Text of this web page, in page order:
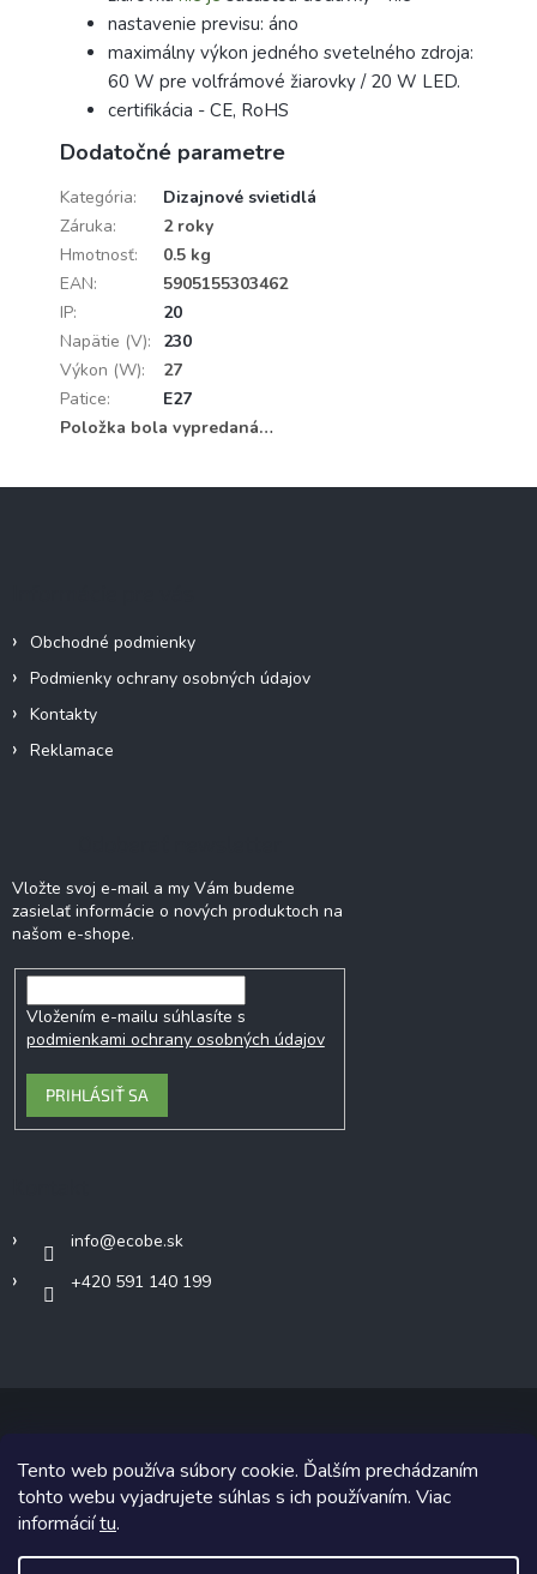
Tento web používa súbory cookie. Ďalším prechádzaním
tohto webu vyjadrujete súhlas s ich používaním. Viac
informáciítu.
nastavenie previsu: áno
maximálny výkon jedného svetelného zdroja:
60 W pre volfrámové žiarovky / 20 W LED.
certifikácia - CE, RoHS
Dodatočné parametre
Kategória:
Dizajnové svietidlá
Záruka:
2 roky
Hmotnosť:
0.5 kg
EAN:
5905155303462
IP:
20
Napätie (V):
230
Výkon (W):
27
Patice:
E27
Položka bola vypredaná…
Obchodné podmienky
Podmienky ochrany osobných údajov
Kontakty
Reklamace
Vložte svoj e-mail a my Vám budeme
zasielať informácie o nových produktoch na
našom e-shope.
Vložením e-mailu súhlasíte s
podmienkami ochrany osobných údajov
PRIHLÁSIŤ SA
info@ecobe.sk
+420 591 140 199
Copyright 2026Ecobe.sk. Všetky práva vyhradené.
Grafický návrh vytvoril a na Shoptet implementoval
Shoptetak.cz.